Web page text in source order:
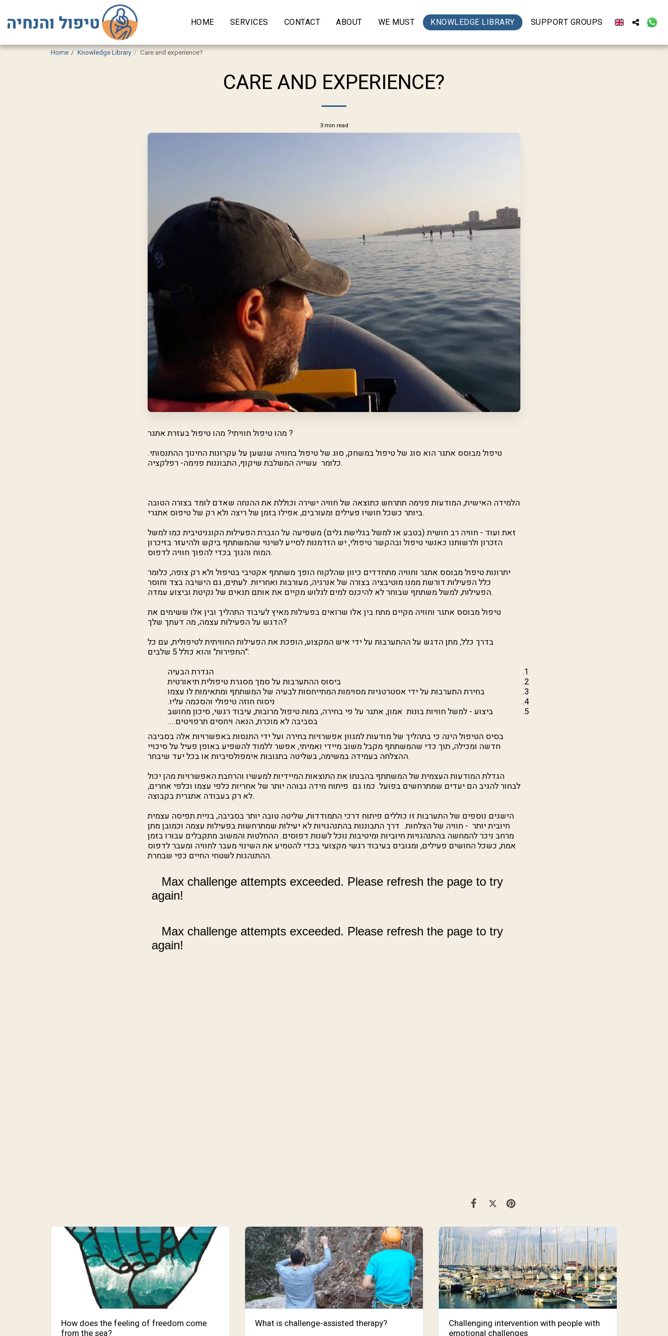
HOME SERVICES CONTACT ABOUT WE MUST KNOWLEDGE LIBRARY SUPPORT GROUPS
Home Knowledge Library Care and experience?
CARE AND EXPERIENCE?
3 min read
מהו טיפול חוויתי? מהו טיפול בעזרת אתגר ?
טיפול מבוסס אתגר הוא סוג של טיפול במשחק, סוג של טיפול בחוויה שנשען על עקרונות החינוך ההתנסותי.
כלומר עשייה המשלבת שיקוף, התבוננות פנימה- רפלקציה.
הלמידה האישית, המודעות פנימה תתרחש כתוצאה של חוויה ישירה וכוללת את ההנחה שאדם לומד בצורה הטובה
ביותר כשכל חושיו פעילים ומעורבים, אפילו בזמן של ריצה ולא רק של טיפוס אתגרי.
זאת ועוד - חוויה רב חושית (בטבע או למשל בגלישת גלים) משפיעה על הגברת הפעילות הקוגניטיבית כמו למשל
הזכרון ולרשותנו כאנשי טיפול ובהקשר טיפולי, יש הזדמנות לסייע לשינוי שהמשתתף ביקש ולהיעזר בזיכרון
המוח והגוך בכדי להפוך חוויה לדפוס.
יתרונות טיפול מבוסס אתגר וחוויה מתחדדים כיוון שהלקוח הופך משתתף אקטיבי בטיפול ולא רק צופה, כלומר
כלל הפעילות דורשת ממנו מוטיבציה בצורה של אנרגיה, מעורבות ואחריות. לעתים, גם הישיבה בצד וחוסר
הפעילות, למשל משתתף שבוחר לא להיכנס למים לגלוש מקיים את אותם תנאים של נקיטת וביצוע עמדה.
טיפול מבוסס אתגר וחוויה מקיים מתח בין אלו שרואים בפעילות מאיץ לעיבוד התהליך ובין אלו ששימים את
הדגש על הפעילות עצמה, מה דעתך שלך?
בדרך כלל, מתן הדגש על ההתערבות על ידי איש המקצוע, הופכת את הפעילות החוויתית לטיפולית, עם כל
"החפירות" והוא כולל 5 שלבים:
הגדרת הבעיה
ביסוס ההתערבות על סמך מסגרת טיפולית תיאורטית
בחירת התערבות על ידי אסטרטגיות מסוימות המתייחסות לבעיה של המשתתף ומתאימות לו עצמו
ניסוח חוזה טיפולי והסכמה עליו.
ביצוע - למשל חוויות בונות אמון, אתגר על פי בחירה, במות טיפול מרובות, עיבוד רגשי, סיכון מחושב
בסביבה לא מוכרת, הנאה ויחסים תרפויטים....
בסיס הטיפול הינה כי בתהליך של מודעות למגוון אפשרויות בחירה ועל ידי התנסות באפשרויות אלה בסביבה
חדשה ומכילה, תוך כדי שהמשתתף מקבל משוב מיידי ואמיתי, אפשר ללמוד להשפיע באופן פעיל על סיכויי
ההצלחה בעמידה במשימה, בשליטה בתגובות אימפולסיביות או בכל יעד שיבחר.
הגדלת המודעות העצמית של המשתתף בהבנתו את התוצאות המיידיות למעשיו והרחבת האפשרויות מהן יכול
לבחור להגיב הם יעדים שמתרחשים בפועל. כמו גם פיתוח מידה גבוהה יותר של אחריות כלפי עצמו וכלפי אחרים,
לא רק בעבודה אתגרית בקבוצה.
הישגים נוספים של התערבות זו כוללים פיתוח דרכי התמודדות, שליטה טובה יותר בסביבה, בניית תפיסה עצמית
חיובית יותר - חוויה של הצלחות. דרך התבוננות בהתנהגויות לא יעילות שמתרחשות בפעילות עצמה וכמובן מתן
מרחב ניכר להמחשה בהתנהגויות חיוביות ומיטיבות נוכל לשנות דפוסים. ההחלטות והמשוב מתקבלים עבורו בזמן
אמת, כשכל החושים פעילים, ומגובים בעיבוד רגשי מקצועי בכדי להטמיע את השינוי מעבר לחוויה ומעבר לדפוס
ההתנהגות לשטחי החיים כפי שבחרת.
How does the feeling of freedom come
from the sea?
What is challenge-assisted therapy?
Challenging intervention with people with
emotional challenges